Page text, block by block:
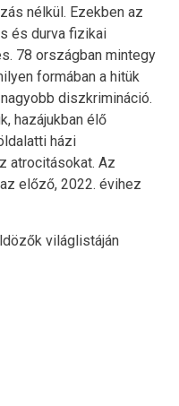
nélkül. Ezekben az
és durva fizikai
78 országban mintegy
formában a hitük
diszkrimináció.
hazájukban élő
házi
atrocitásokat. Az
előző, 2022. évihez
világlistáján